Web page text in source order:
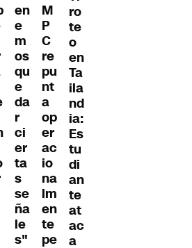
en
e
m
os
qu
e
da
r
ci
er
ta
s
se
ña
le
s"
M
P
C
re
pu
nt
a
op
er
ac
io
na
lm
en
te
pe
ro
te
o
en
Ta
ila
nd
ia:
Es
tu
di
an
te
at
ac
a